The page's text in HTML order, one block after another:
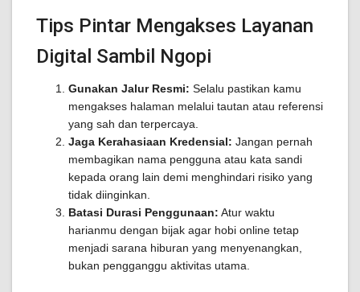
Tips Pintar Mengakses Layanan
Digital Sambil Ngopi
Gunakan Jalur Resmi: Selalu pastikan kamu
mengakses halaman melalui tautan atau referensi
yang sah dan terpercaya.
Jaga Kerahasiaan Kredensial: Jangan pernah
membagikan nama pengguna atau kata sandi
kepada orang lain demi menghindari risiko yang
tidak diinginkan.
Batasi Durasi Penggunaan: Atur waktu
harianmu dengan bijak agar hobi online tetap
menjadi sarana hiburan yang menyenangkan,
bukan pengganggu aktivitas utama.